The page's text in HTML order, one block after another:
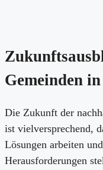
Gemeinden
Die Zukunft der
ist vielversprechend,
Lösungen arbeiten
Herausforderungen